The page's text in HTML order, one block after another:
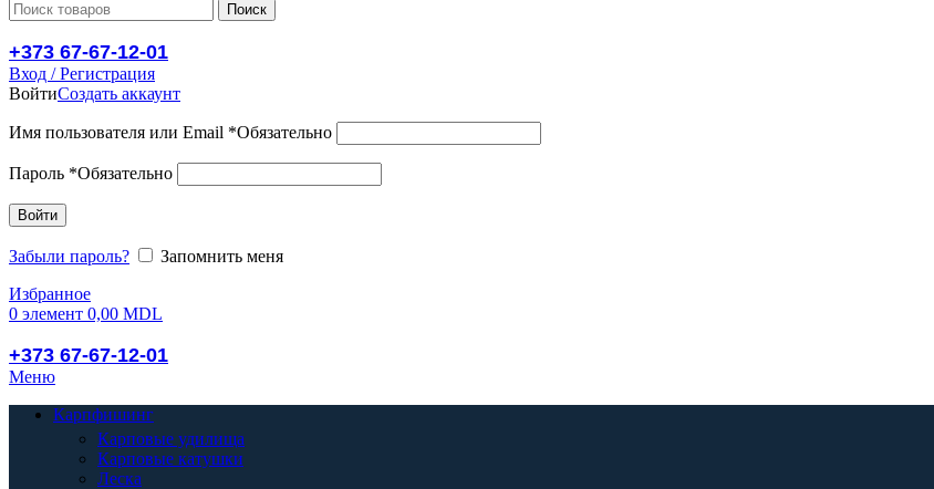
Поиск
+373 67-67-12-01
Вход / Регистрация
ВойтиСоздать аккаунт
Имя пользователя или Email *Обязательно
Пароль *Обязательно
Войти
Забыли пароль?
Запомнить меня
Избранное
0 элемент 0,00 MDL
+373 67-67-12-01
Меню
Карпфишинг
Карповые удилища
Карповые катушки
Леска